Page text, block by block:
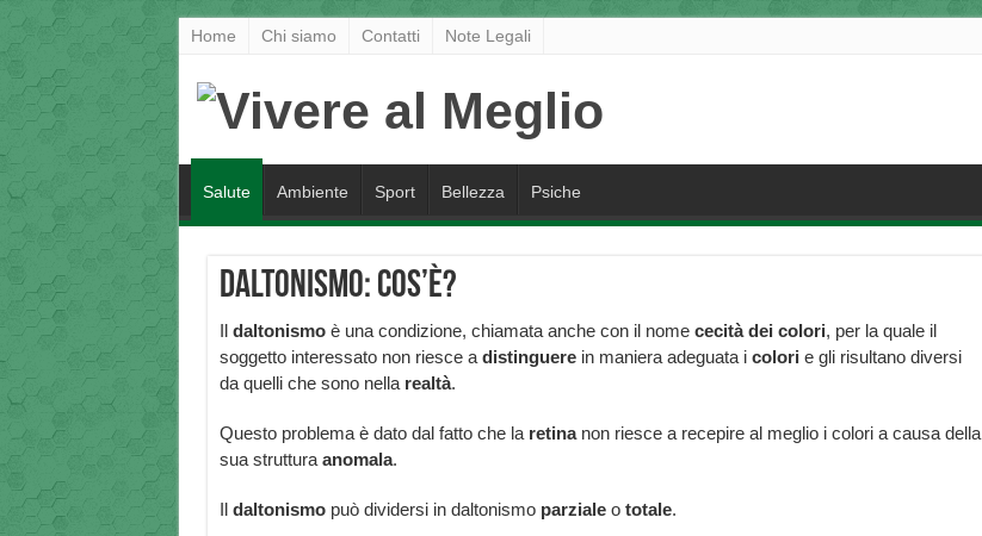
Home Chi siamo Contatti Note Legali
Salute Ambiente Sport Bellezza Psiche
Daltonismo: cos’è?
Il daltonismoè una condizione, chiamata anche con il nome cecità dei colori, per la quale il
soggetto interessato non riesce a distinguerein maniera adeguata i colori e gli risultano diversi
da quelli che sono nella realtà.
Questo problema è dato dal fatto che la retinanon riesce a recepire al meglio i colori a causa della
sua struttura anomala.
Il daltonismopuò dividersi in daltonismo parzialeo totale.